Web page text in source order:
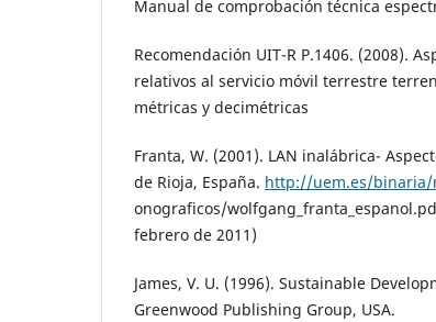
Manual de comprobación técnica
Recomendación UIT-R P.1406. (2008).
relativos al servicio móvil terrestre
métricas y decimétricas
Franta, W. (2001). LAN inalábrica-
de Rioja, España. http://uem.es/binaria/
onograficos/
febrero de 2011)
James, V. U. (1996). Sustainable
Greenwood Publishing Group, USA.